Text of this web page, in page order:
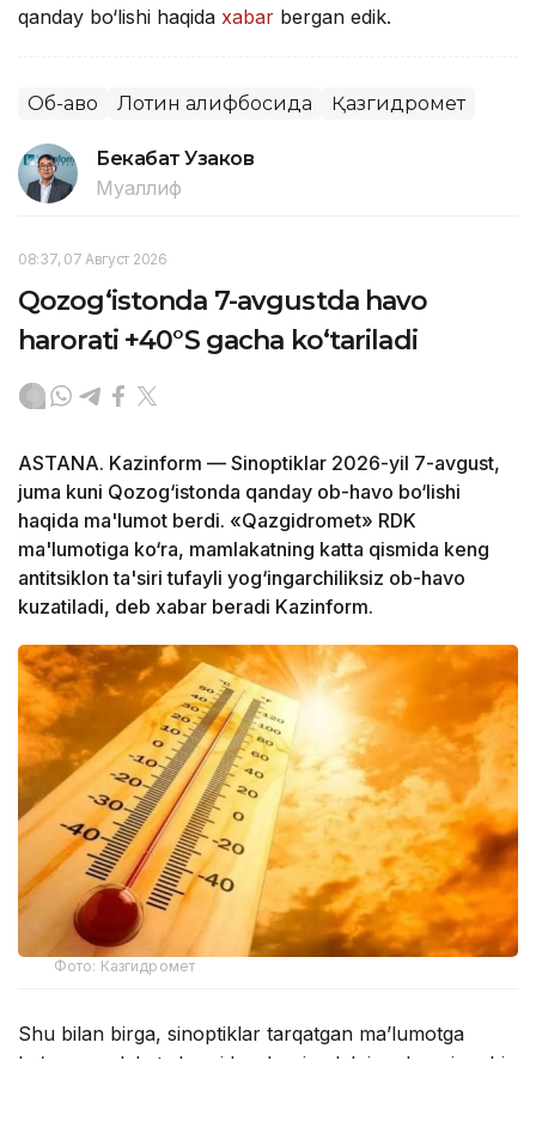
qanday bo‘lishi haqida xabar bergan edik.
Об-ҳаво Лотин алифбосида Қазгидромет
Бекабат Узаков
Муаллиф
08:37, 07 Август 2026
Qozog‘istonda 7-avgustda havo
harorati +40°S gacha ko‘tariladi
ASTANA. Kazinform — Sinoptiklar 2026-yil 7-avgust,
juma kuni Qozog‘istonda qanday ob-havo bo‘lishi
haqida ma'lumot berdi. «Qazgidromet» RDK
ma'lumotiga ko‘ra, mamlakatning katta qismida keng
antitsiklon ta'siri tufayli yog‘ingarchiliksiz ob-havo
kuzatiladi, deb xabar beradi Kazinform.
Фото: Казгидромет
Shu bilan birga, sinoptiklar tarqatgan ma’lumotga
ko‘ra, mamlakat sharqida, shuningdek janub va janubi-